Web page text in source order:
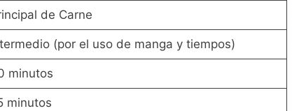
de Carne
(por el uso de manga y tiempos)
minutos
minutos